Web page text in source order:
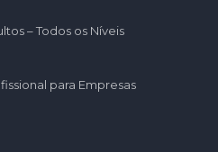
– Todos os Níveis
para Empresas